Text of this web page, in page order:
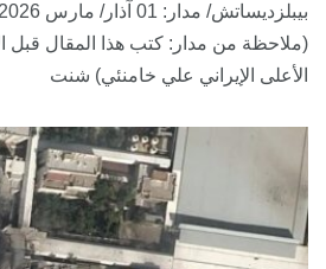
(ملاحظة من مدار: كتب هذا المقال قبل
الأعلى الإيراني علي خامنئي) شنت